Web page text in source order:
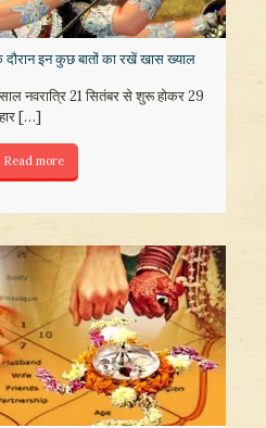
दौरान इन कुछ बातों का रखें खास ख्याल
नवरात्रि 21 सितंबर से शुरू होकर 29
[…]
Read more